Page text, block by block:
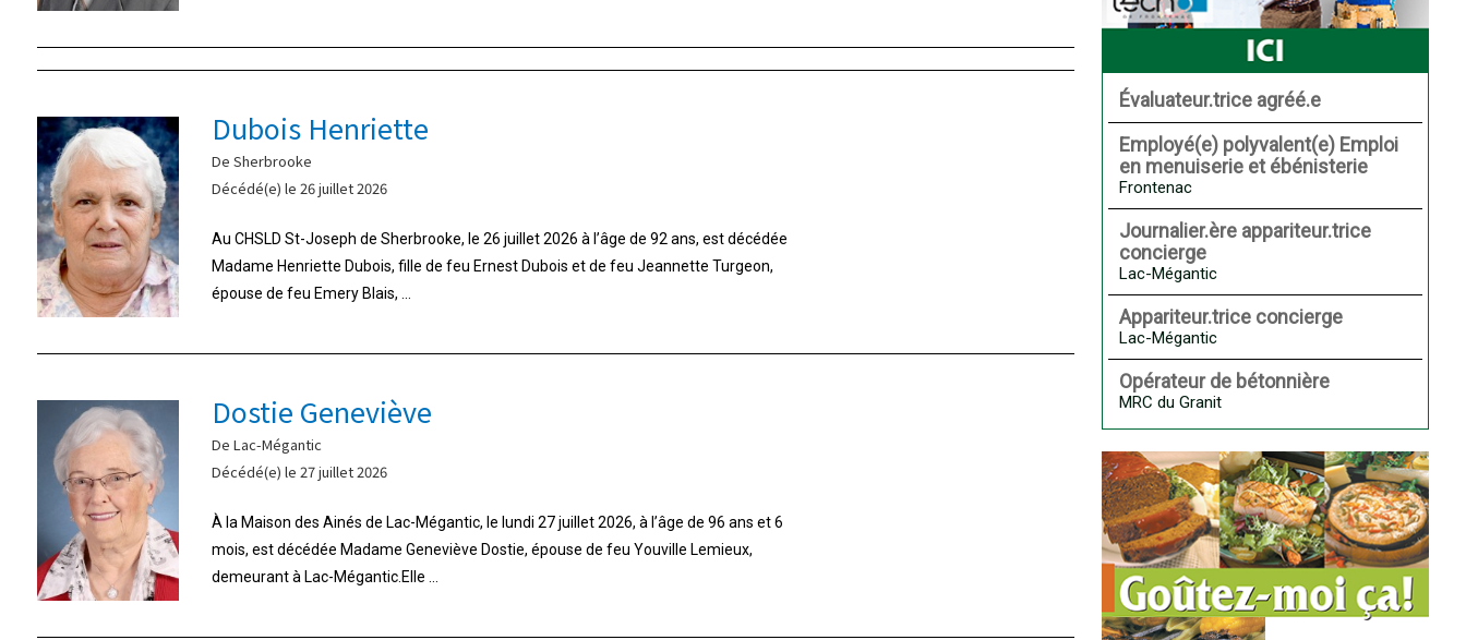
Dubois Henriette
De Sherbrooke
Décédé(e) le 26 juillet 2026
Au CHSLD St-Joseph de Sherbrooke, le 26 juillet 2026 à l’âge de 92 ans, est décédée
Madame Henriette Dubois, fille de feu Ernest Dubois et de feu Jeannette Turgeon,
épouse de feu Emery Blais, ...
Dostie Geneviève
De Lac-Mégantic
Décédé(e) le 27 juillet 2026
À la Maison des Ainés de Lac-Mégantic, le lundi 27 juillet 2026, à l’âge de 96 ans et 6
mois, est décédée Madame Geneviève Dostie, épouse de feu Youville Lemieux,
demeurant à Lac-Mégantic.Elle ...
Évaluateur.trice agréé.e
Employé(e) polyvalent(e) Emploi
en menuiserie et ébénisterie
Frontenac
Journalier.ère appariteur.trice
concierge
Lac-Mégantic
Appariteur.trice concierge
Lac-Mégantic
Opérateur de bétonnière
MRC du Granit